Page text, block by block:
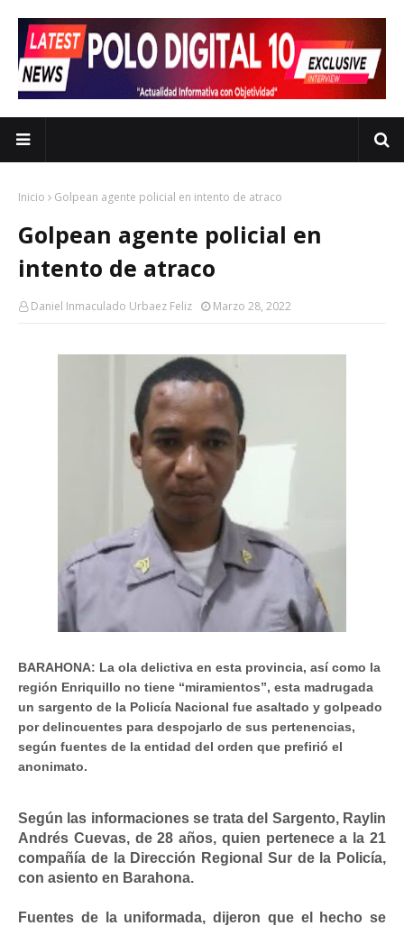
Inicio Golpean agente policial en intento de atraco
Golpean agente policial en
intento de atraco
Daniel Inmaculado Urbaez Feliz Marzo 28, 2022
BARAHONA: La ola delictiva en esta provincia, así como la
región Enriquillo no tiene “miramientos”, esta madrugada
un sargento de la Policía Nacional fue asaltado y golpeado
por delincuentes para despojarlo de sus pertenencias,
según fuentes de la entidad del orden que prefirió el
anonimato.
Según las informaciones se trata del Sargento, Raylin
Andrés Cuevas, de 28 años, quien pertenece a la 21
compañía de la Dirección Regional Sur de la Policía,
con asiento en Barahona.
Fuentes de la uniformada, dijeron que el hecho se